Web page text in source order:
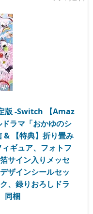
版 -Switch 【Amaz
ラマ「おかゆのシ
& 【特典】折り畳み
ギュア、フォトフ
サイン入りメッセ
ザインシールセッ
、録りおろしドラ
同梱